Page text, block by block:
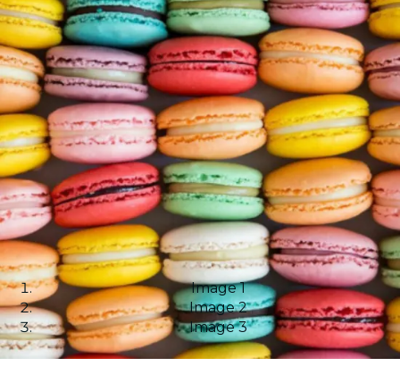
Image 1
Image 2
Image 3